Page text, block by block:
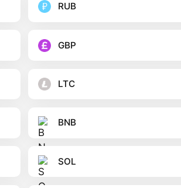
RUB
GBP
LTC
BNB
SOL